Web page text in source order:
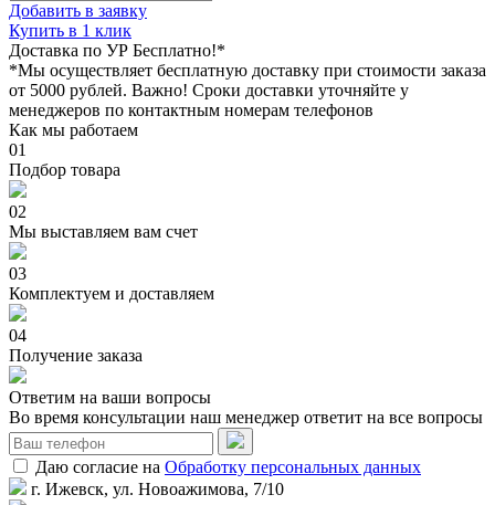
Добавить в заявку
Купить в 1 клик
Доставка по УР Бесплатно!*
*Мы осуществляет бесплатную доставку при стоимости заказа
от 5000 рублей. Важно! Сроки доставки уточняйте у
менеджеров по контактным номерам телефонов
Как мы работаем
01
Подбор товара
02
Мы выставляем вам счет
03
Комплектуем и доставляем
04
Получение заказа
Ответим на ваши вопросы
Во время консультации наш менеджер ответит на все вопросы
Даю согласие на Обработку персональных данных
г. Ижевск, ул. Новоажимова, 7/10